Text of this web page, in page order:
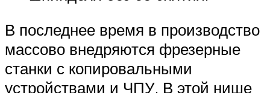
В последнее время в производство
массово внедряются фрезерные
станки с копировальными
устройствами и ЧПУ. В этой нише